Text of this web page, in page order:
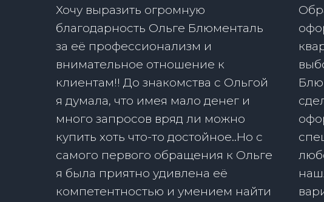
Хочу выразить огромную
благодарность Ольге Блюменталь
за её профессионализм и
внимательное отношение к
клиентам!! До знакомства с Ольгой
я думала, что имея мало денег и
много запросов вряд ли можно
купить хоть что-то достойное..Но с
самого первого обращения к Ольге
я была приятно удивлена её
компетентностью и умением найти